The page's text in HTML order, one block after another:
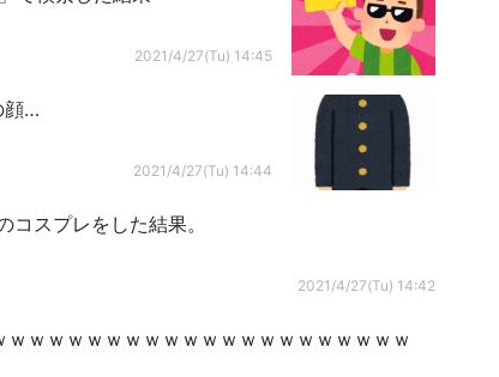
2021/4/27(Tu) 14:45
顔…
2021/4/27(Tu) 14:44
コスプレをした結果。
2021/4/27(Tu) 14:42
ｗｗｗｗｗｗｗｗｗｗｗｗｗｗｗｗｗｗｗｗｗ